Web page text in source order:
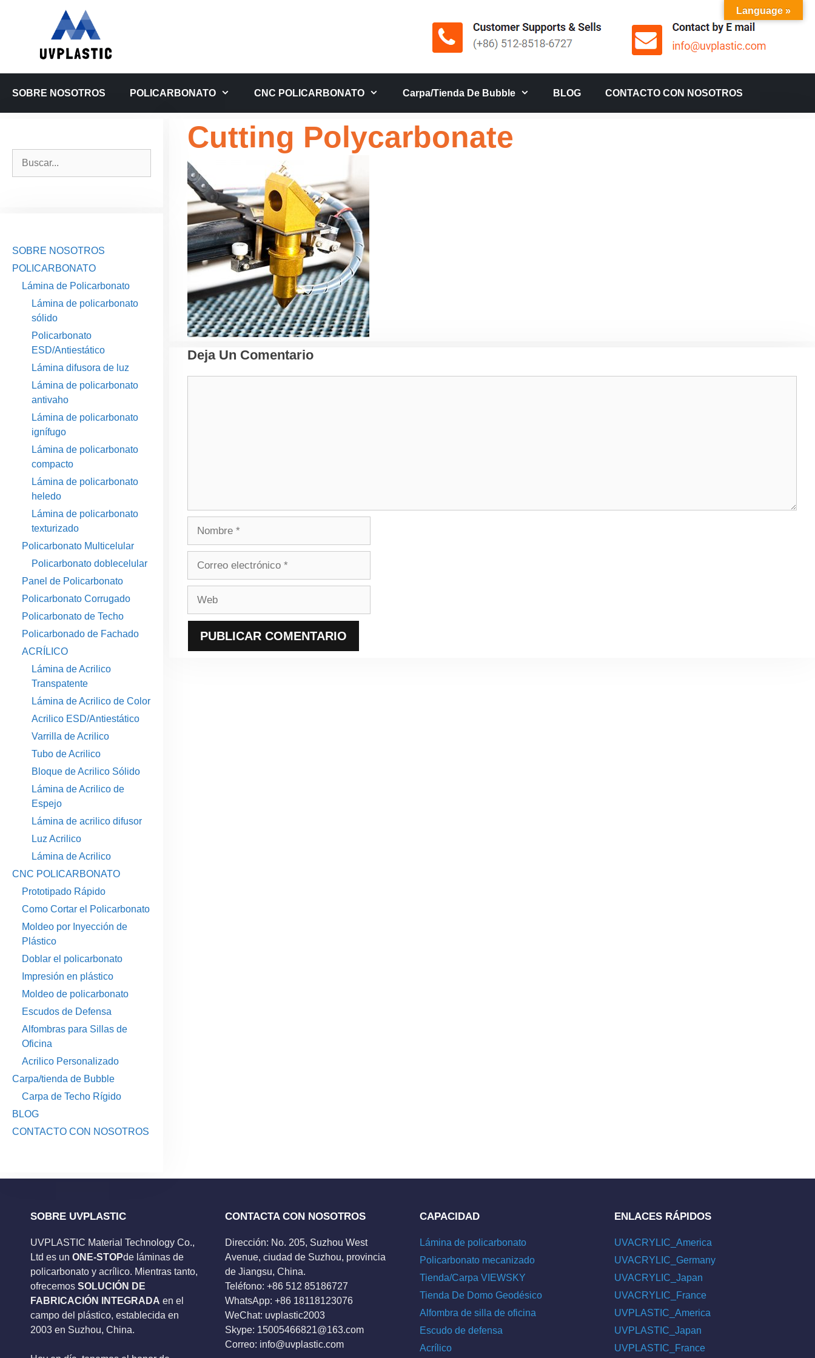
SOBRE NOSOTROS POLICARBONATO CNC POLICARBONATO Carpa/tienda De Bubble BLOG CONTACTO CON NOSOTROS
Cutting Polycarbonate
Deja Un Comentario
SOBRE NOSOTROS
POLICARBONATO
Lámina de Policarbonato
Lámina de policarbonato
sólido
Policarbonato
ESD/Antiestático
Lámina difusora de luz
Lámina de policarbonato
antivaho
Lámina de policarbonato
ignífugo
Lámina de policarbonato
compacto
Lámina de policarbonato
heledo
Lámina de policarbonato
texturizado
Policarbonato Multicelular
Policarbonato doblecelular
Panel de Policarbonato
Policarbonato Corrugado
Policarbonato de Techo
Policarbonado de Fachado
ACRÍLICO
Lámina de Acrilico
Transpatente
Lámina de Acrilico de Color
Acrilico ESD/Antiestático
Varrilla de Acrilico
Tubo de Acrilico
Bloque de Acrilico Sólido
Lámina de Acrilico de
Espejo
Lámina de acrilico difusor
Luz Acrilico
Lámina de Acrilico
CNC POLICARBONATO
Prototipado Rápido
Como Cortar el Policarbonato
Moldeo por Inyección de
Plástico
Doblar el policarbonato
Impresión en plástico
Moldeo de policarbonato
Escudos de Defensa
Alfombras para Sillas de
Oficina
Acrilico Personalizado
Carpa/tienda de Bubble
Carpa de Techo Rígido
BLOG
CONTACTO CON NOSOTROS
SOBRE UVPLASTIC
UVPLASTIC Material Technology Co.,
Ltd es un ONE-STOPde láminas de
policarbonato y acrílico. Mientras tanto,
ofrecemos SOLUCIÓN DE
FABRICACIÓN INTEGRADA en el
campo del plástico, establecida en
2003 en Suzhou, China.
CONTACTA CON NOSOTROS
Dirección: No. 205, Suzhou West
Avenue, ciudad de Suzhou, provincia
de Jiangsu, China.
Teléfono: +86 512 85186727
WhatsApp: +86 18118123076
WeChat: uvplastic2003
Skype: 15005466821@163.com
Correo: info@uvplastic.com
CAPACIDAD
Lámina de policarbonato
Policarbonato mecanizado
Tienda/Carpa VIEWSKY
Tienda De Domo Geodésico
Alfombra de silla de oficina
Escudo de defensa
Acrílico
ENLACES RÁPIDOS
UVACRYLIC_America
UVACRYLIC_Germany
UVACRYLIC_Japan
UVACRYLIC_France
UVPLASTIC_America
UVPLASTIC_Japan
UVPLASTIC_France
Language »